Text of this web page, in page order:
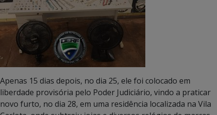
Apenas 15 dias depois, no dia 25, ele foi colocado em
liberdade provisória pelo Poder Judiciário, vindo a praticar
novo furto, no dia 28, em uma residência localizada na Vila